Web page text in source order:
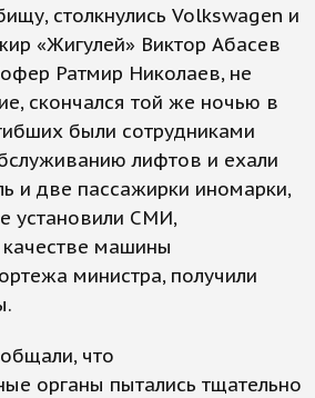
столкнулись Volkswagen и
«Жигулей» Виктор Абасев
Ратмир Николаев, не
скончался той же ночью в
были сотрудниками
лифтов и ехали
и две пассажирки иномарки,
установили СМИ,
качестве машины
министра, получили
что
органы пытались тщательно